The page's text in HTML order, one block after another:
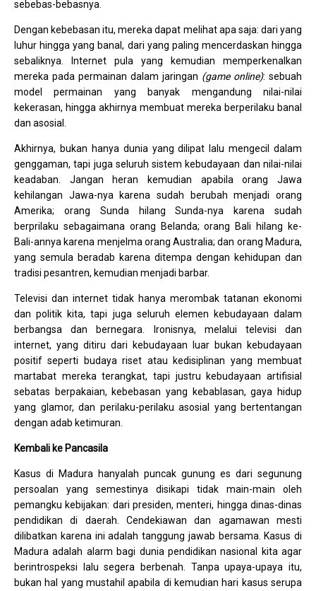
sebebas-bebasnya.
Dengan kebebasan itu, mereka dapat melihat apa saja: dari yang
luhur hingga yang banal, dari yang paling mencerdaskan hingga
sebaliknya. Internet pula yang kemudian memperkenalkan
mereka pada permainan dalam jaringan (game online): sebuah
model permainan yang banyak mengandung nilai-nilai
kekerasan, hingga akhirnya membuat mereka berperilaku banal
dan asosial.
Akhirnya, bukan hanya dunia yang dilipat lalu mengecil dalam
genggaman, tapi juga seluruh sistem kebudayaan dan nilai-nilai
keadaban. Jangan heran kemudian apabila orang Jawa
kehilangan Jawa-nya karena sudah berubah menjadi orang
Amerika; orang Sunda hilang Sunda-nya karena sudah
berprilaku sebagaimana orang Belanda; orang Bali hilang ke-
Bali-annya karena menjelma orang Australia; dan orang Madura,
yang semula beradab karena ditempa dengan kehidupan dan
tradisi pesantren, kemudian menjadi barbar.
Televisi dan internet tidak hanya merombak tatanan ekonomi
dan politik kita, tapi juga seluruh elemen kebudayaan dalam
berbangsa dan bernegara. Ironisnya, melalui televisi dan
internet, yang ditiru dari kebudayaan luar bukan kebudayaan
positif seperti budaya riset atau kedisiplinan yang membuat
martabat mereka terangkat, tapi justru kebudayaan artifisial
sebatas berpakaian, kebebasan yang kebablasan, gaya hidup
yang glamor, dan perilaku-perilaku asosial yang bertentangan
dengan adab ketimuran.
Kembali ke Pancasila
Kasus di Madura hanyalah puncak gunung es dari segunung
persoalan yang semestinya disikapi tidak main-main oleh
pemangku kebijakan: dari presiden, menteri, hingga dinas-dinas
pendidikan di daerah. Cendekiawan dan agamawan mesti
dilibatkan karena ini adalah tanggung jawab bersama. Kasus di
Madura adalah alarm bagi dunia pendidikan nasional kita agar
berintrospeksi lalu segera berbenah. Tanpa upaya-upaya itu,
bukan hal yang mustahil apabila di kemudian hari kasus serupa